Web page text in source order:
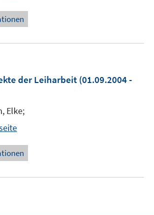
der Leiharbeit (01.09.2004 -
Elke;